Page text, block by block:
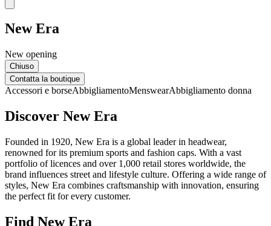
New Era
New opening
Chiuso
Contatta la boutique
Accessori e borseAbbigliamentoMenswearAbbigliamento donna
Discover New Era
Founded in 1920, New Era is a global leader in headwear,
renowned for its premium sports and fashion caps. With a vast
portfolio of licences and over 1,000 retail stores worldwide, the
brand influences street and lifestyle culture. Offering a wide range of
styles, New Era combines craftsmanship with innovation, ensuring
the perfect fit for every customer.
Find New Era